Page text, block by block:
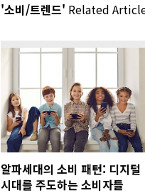
'소비/트렌드' Related
알파세대의 소비 패턴: 디지털
시대를 주도하는 소비자들